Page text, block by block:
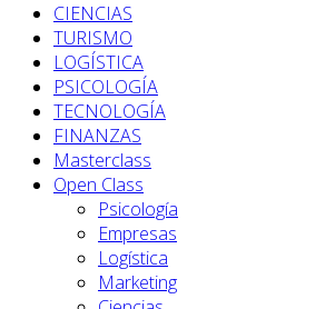
CIENCIAS
TURISMO
LOGÍSTICA
PSICOLOGÍA
TECNOLOGÍA
FINANZAS
Masterclass
Open Class
Psicología
Empresas
Logística
Marketing